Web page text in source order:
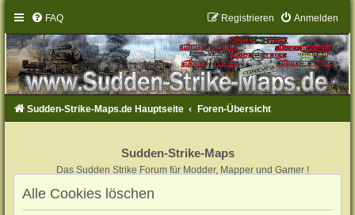
FAQ Anmelden
Registrieren
Sudden-Strike-Maps.de Hauptseite Foren-Übersicht
Sudden-Strike-Maps
Das Sudden Strike Forum für Modder, Mapper und Gamer !
Alle Cookies löschen